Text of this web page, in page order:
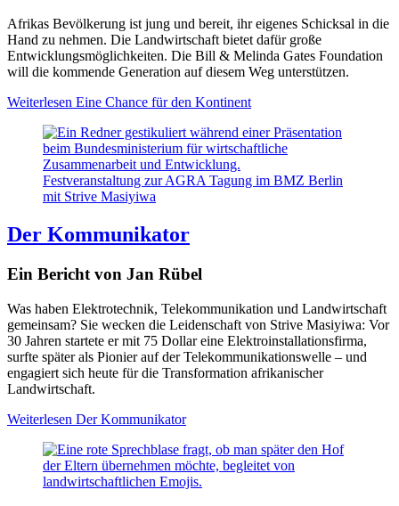
Afrikas Bevölkerung ist jung und bereit, ihr eigenes Schicksal in die
Hand zu nehmen. Die Landwirtschaft bietet dafür große
Entwicklungsmöglichkeiten. Die Bill & Melinda Gates Foundation
will die kommende Generation auf diesem Weg unterstützen.
Weiterlesen Eine Chance für den Kontinent
Festveranstaltung zur AGRA Tagung im BMZ Berlin
mit Strive Masiyiwa
Der Kommunikator
Ein Bericht von Jan Rübel
Was haben Elektrotechnik, Telekommunikation und Landwirtschaft
gemeinsam? Sie wecken die Leidenschaft von Strive Masiyiwa: Vor
30 Jahren startete er mit 75 Dollar eine Elektroinstallationsfirma,
surfte später als Pionier auf der Telekommunikationswelle – und
engagiert sich heute für die Transformation afrikanischer
Landwirtschaft.
Weiterlesen Der Kommunikator